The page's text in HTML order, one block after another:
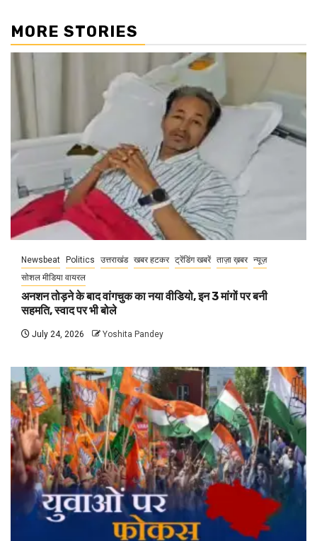
MORE STORIES
Newsbeat Politics उत्तराखंड खबर हटकर ट्रेंडिंग खबरें ताज़ा ख़बर न्यूज़
सोशल मीडिया वायरल
अनशन तोड़ने के बाद वांगचुक का नया वीडियो, इन 3 मांगों पर बनी
सहमति, स्वाद पर भी बोले
July 24, 2026 Yoshita Pandey